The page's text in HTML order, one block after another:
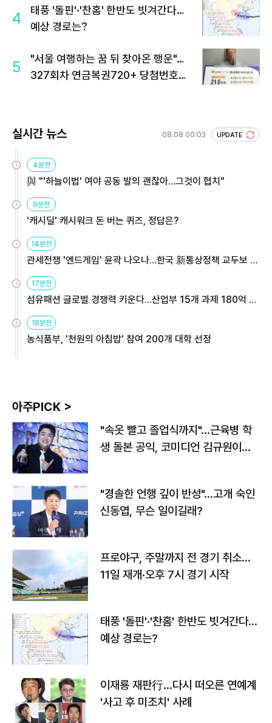
4
태풍 '돌핀'·'찬홈' 한반도 빗겨간다…
예상 경로는?
5
"서울 여행하는 꿈 뒤 찾아온 행운"…
327회차 연금복권720+ 당첨번호조
실시간 뉴스 08.08 00:03 UPDATE
4분전
與 "'하늘이법' 여야 공동 발의 괜찮아…그것이 협치"
9분전
'캐시딜' 캐시워크 돈 버는 퀴즈, 정답은?
14분전
관세전쟁 '엔드게임' 윤곽 나오나…한국 新통상정책 교두보 활
용해야
17분전
섬유패션 글로벌 경쟁력 키운다…산업부 15개 과제 180억 지
원
18분전
농식품부, '천원의 아침밥' 참여 200개 대학 선정
아주PICK >
"속옷 빨고 졸업식까지"…근육병 학
생 돌본 공익, 코미디언 김규원이었
"경솔한 언행 깊이 반성"…고개 숙인
신동엽, 무슨 일이길래?
프로야구, 주말까지 전 경기 취소…
11일 재개·오후 7시 경기 시작
태풍 '돌핀'·'찬홈' 한반도 빗겨간다…
예상 경로는?
이재룡 재판行…다시 떠오른 연예계
'사고 후 미조치' 사례